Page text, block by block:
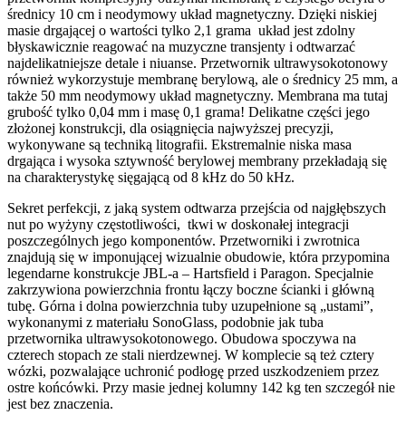
średnicy 10 cm i neodymowy układ magnetyczny. Dzięki niskiej
masie drgającej o wartości tylko 2,1 grama układ jest zdolny
błyskawicznie reagować na muzyczne transjenty i odtwarzać
najdelikatniejsze detale i niuanse. Przetwornik ultrawysokotonowy
również wykorzystuje membranę berylową, ale o średnicy 25 mm, a
także 50 mm neodymowy układ magnetyczny. Membrana ma tutaj
grubość tylko 0,04 mm i masę 0,1 grama! Delikatne części jego
złożonej konstrukcji, dla osiągnięcia najwyższej precyzji,
wykonywane są techniką litografii. Ekstremalnie niska masa
drgająca i wysoka sztywność berylowej membrany przekładają się
na charakterystykę sięgającą od 8 kHz do 50 kHz.
Sekret perfekcji, z jaką system odtwarza przejścia od najgłębszych
nut po wyżyny częstotliwości, tkwi w doskonałej integracji
poszczególnych jego komponentów. Przetworniki i zwrotnica
znajdują się w imponującej wizualnie obudowie, która przypomina
legendarne konstrukcje JBL-a – Hartsfield i Paragon. Specjalnie
zakrzywiona powierzchnia frontu łączy boczne ścianki i główną
tubę. Górna i dolna powierzchnia tuby uzupełnione są „ustami”,
wykonanymi z materiału SonoGlass, podobnie jak tuba
przetwornika ultrawysokotonowego. Obudowa spoczywa na
czterech stopach ze stali nierdzewnej. W komplecie są też cztery
wózki, pozwalające uchronić podłogę przed uszkodzeniem przez
ostre końcówki. Przy masie jednej kolumny 142 kg ten szczegół nie
jest bez znaczenia.